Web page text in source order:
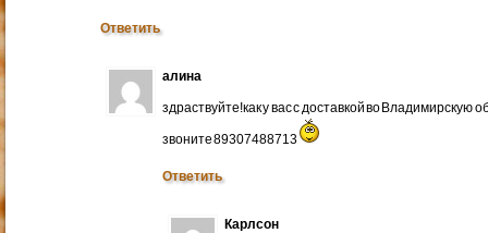
Ответить
алина
здраствуйте!как у вас с доставкой во Владимирскую
звоните 89307488713
Ответить
Карлсон